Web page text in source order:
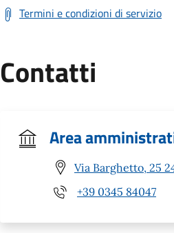
Termini e condizioni di servizio
Contatti
Area
Via Barghetto, 25
+39 0345 84047